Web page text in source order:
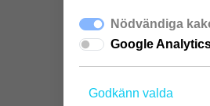
Nödvändiga
Google
Godkänn valda